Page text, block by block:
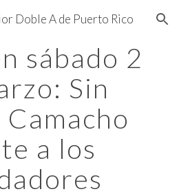
Skip to navigation
Doble A de Puerto Rico
sábado 2
Sin
a los